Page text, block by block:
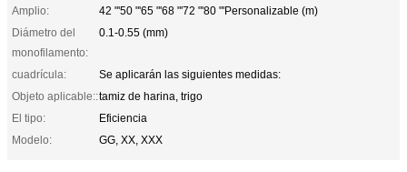
Amplio:
42 "'50 "'65 "'68 "'72 "'80 "'Personalizable (m)
Diámetro del
monofilamento:
0.1-0.55 (mm)
cuadrícula:
Se aplicarán las siguientes medidas:
Objeto aplicable::tamiz de harina, trigo
El tipo:
Eficiencia
Modelo:
GG, XX, XXX